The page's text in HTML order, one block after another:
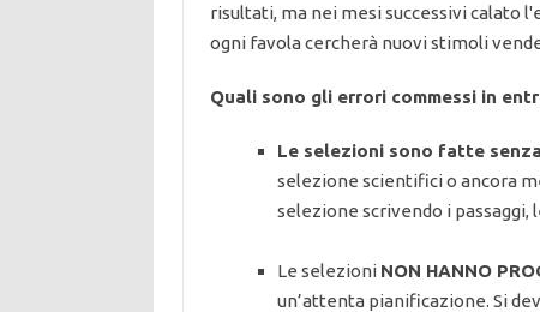
risultati, ma nei mesi successivi calato
ogni favola cercherà nuovi stimoli
Quali sono gli errori commessi in
Le selezioni sono fatte
selezione scientifici o ancora
selezione scrivendo i passaggi,
Le selezioni NON HANNO
un’attenta pianificazione. Si